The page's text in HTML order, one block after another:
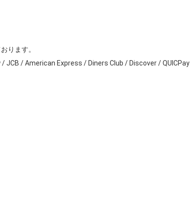
ります。
JCB / American Express / Diners Club / Discover / QUICPay